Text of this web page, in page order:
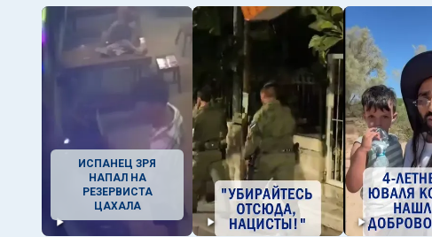
ИСПАНЕЦ ЗРЯ
НАПАЛ НА
РЕЗЕРВИСТА
ЦАХАЛА